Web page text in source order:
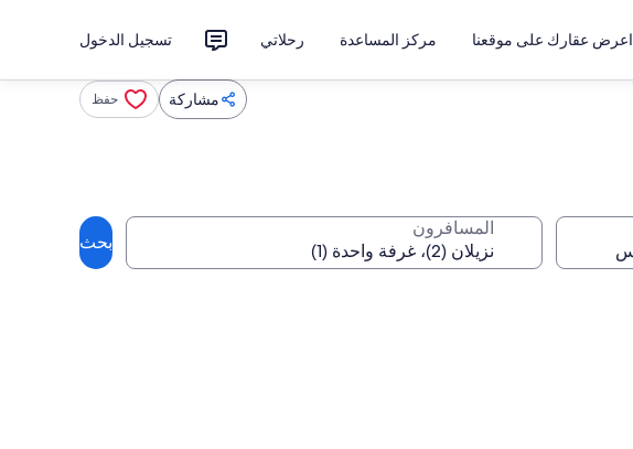
اعرض عقارك على موقعنا مركز المساعدة رحلاتي تسجيل الدخول
مشاركة حفظ
المسافرون
بحث